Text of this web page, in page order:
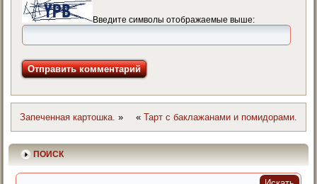
Введите символы отображаемые выше:
Запеченная картошка. » « Тарт с баклажанами и помидорами.
ПОИСК